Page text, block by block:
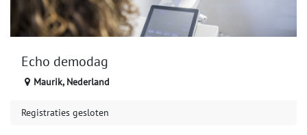
Echo demodag
Maurik, Nederland
Registraties gesloten